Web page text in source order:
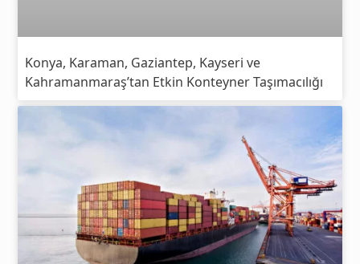
Konya, Karaman, Gaziantep, Kayseri ve
Kahramanmaraş’tan Etkin Konteyner Taşımacılığı